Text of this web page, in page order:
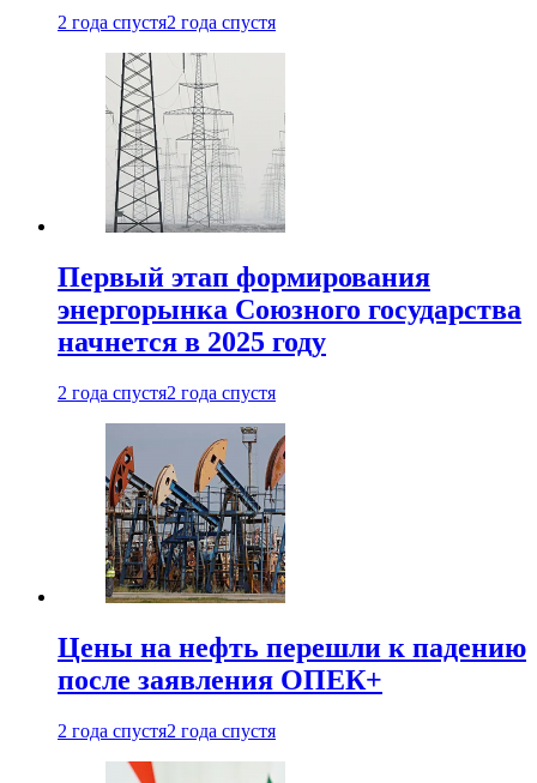
2 года спустя2 года спустя
Первый этап формирования
энергорынка Союзного государства
начнется в 2025 году
2 года спустя2 года спустя
Цены на нефть перешли к падению
после заявления ОПЕК+
2 года спустя2 года спустя